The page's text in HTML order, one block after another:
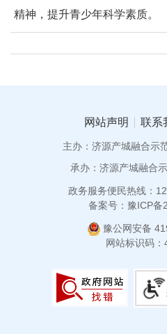
精神，提升青少年科学素质。
网站声明 联系
主办：济源产城融合示
承办：济源产城融合
政务服务便民热线：
备案号：豫ICP备
豫公网安备
网站标识码